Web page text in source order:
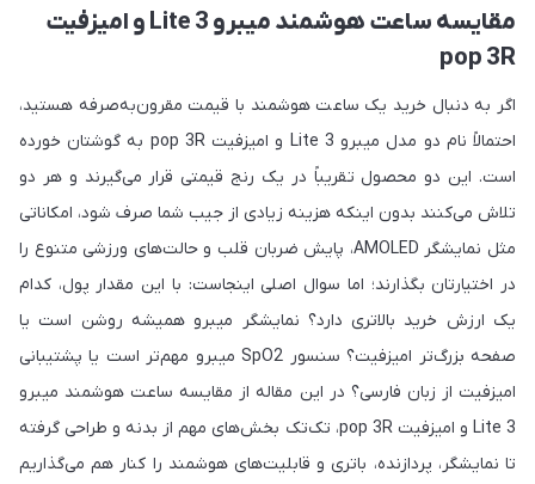
مقایسه ساعت هوشمند میبرو Lite 3 و امیزفیت
pop 3R
اگر به دنبال خرید یک ساعت هوشمند با قیمت مقرون‌به‌صرفه هستید،
احتمالاً نام دو مدل میبرو Lite 3 و امیزفیت pop 3R به گوشتان خورده
است. این دو محصول تقریباً در یک رنج قیمتی قرار می‌گیرند و هر دو
تلاش می‌کنند بدون اینکه هزینه زیادی از جیب شما صرف شود، امکاناتی
مثل نمایشگر AMOLED، پایش ضربان قلب و حالت‌های ورزشی متنوع را
در اختیارتان بگذارند؛ اما سوال اصلی اینجاست: با این مقدار پول، کدام
یک ارزش خرید بالاتری دارد؟ نمایشگر میبرو همیشه روشن است یا
صفحه بزرگ‌تر امیزفیت؟ سنسور SpO2 میبرو مهم‌تر است یا پشتیبانی
امیزفیت از زبان فارسی؟ در این مقاله از مقایسه ساعت هوشمند میبرو
Lite 3 و امیزفیت pop 3R، تک‌تک بخش‌های مهم از بدنه و طراحی گرفته
تا نمایشگر، پردازنده، باتری و قابلیت‌های هوشمند را کنار هم می‌گذاریم